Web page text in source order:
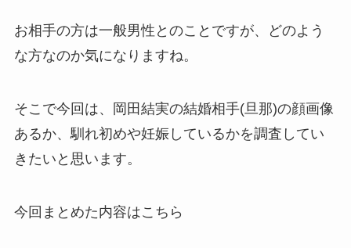
お相手の方は一般男性とのことですが、どのよう
な方なのか気になりますね。
そこで今回は、岡田結実の結婚相手(旦那)の顔画像
あるか、馴れ初めや妊娠しているかを調査してい
きたいと思います。
今回まとめた内容はこちら